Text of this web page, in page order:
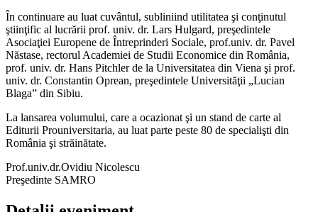
În continuare au luat cuvântul, subliniind utilitatea şi conţinutul
ştiinţific al lucrării prof. univ. dr. Lars Hulgard, preşedintele
Asociaţiei Europene de Întreprinderi Sociale, prof.univ. dr. Pavel
Năstase, rectorul Academiei de Studii Economice din România,
prof. univ. dr. Hans Pitchler de la Universitatea din Viena şi prof.
univ. dr. Constantin Oprean, preşedintele Universităţii „Lucian
Blaga” din Sibiu.
La lansarea volumului, care a ocazionat şi un stand de carte al
Editurii Prouniversitaria, au luat parte peste 80 de specialişti din
România şi străinătate.
Prof.univ.dr.Ovidiu Nicolescu
Preşedinte SAMRO